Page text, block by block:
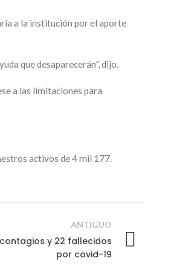
a la institución por el aporte
que desaparecerán”, dijo.
a las limitaciones para
activos de 4 mil 177.
ANTIGUO
contagios y 22 fallecidos
por covid-19